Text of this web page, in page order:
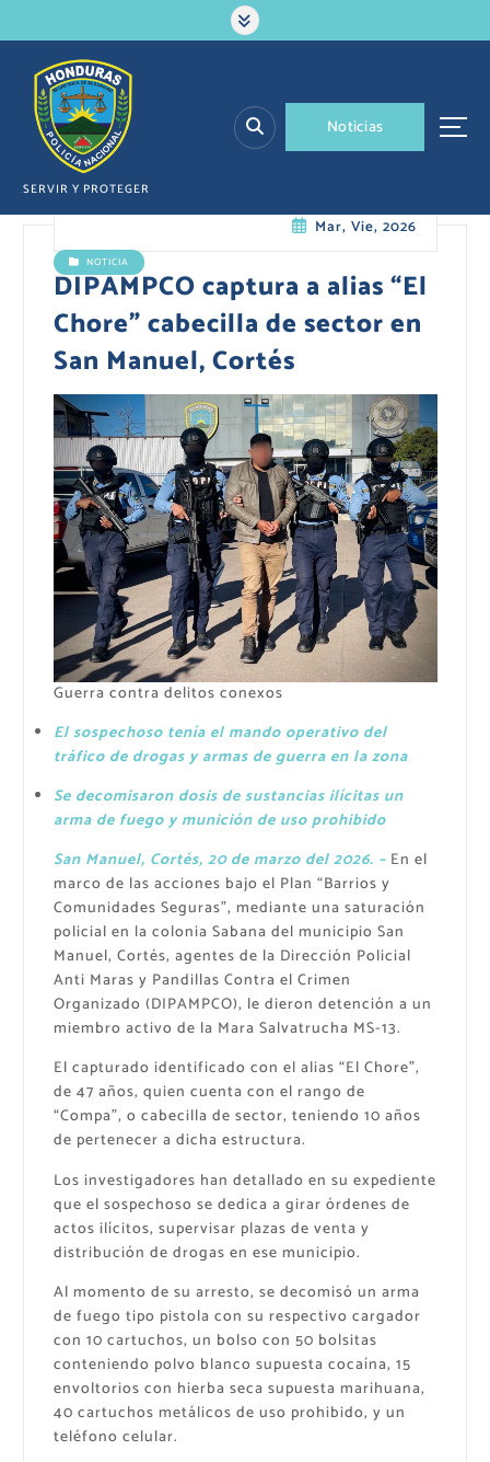
a
SERVIR Y PROTEGER
Noticias
Mar, Vie, 2026
NOTICIA
DIPAMPCO captura a alias “El
Chore” cabecilla de sector en
San Manuel, Cortés
Guerra contra delitos conexos
El sospechoso tenía el mando operativo del
tráfico de drogas y armas de guerra en la zona
Se decomisaron dosis de sustancias ilícitas un
arma de fuego y munición de uso prohibido
San Manuel, Cortés, 20 de marzo del 2026. –En el
marco de las acciones bajo el Plan “Barrios y
Comunidades Seguras”, mediante una saturación
policial en la colonia Sabana del municipio San
Manuel, Cortés, agentes de la Dirección Policial
Anti Maras y Pandillas Contra el Crimen
Organizado (DIPAMPCO), le dieron detención a un
miembro activo de la Mara Salvatrucha MS-13.
El capturado identificado con el alias “El Chore”,
de 47 años, quien cuenta con el rango de
“Compa”, o cabecilla de sector, teniendo 10 años
de pertenecer a dicha estructura.
Los investigadores han detallado en su expediente
que el sospechoso se dedica a girar órdenes de
actos ilícitos, supervisar plazas de venta y
distribución de drogas en ese municipio.
Al momento de su arresto, se decomisó un arma
de fuego tipo pistola con su respectivo cargador
con 10 cartuchos, un bolso con 50 bolsitas
conteniendo polvo blanco supuesta cocaína, 15
envoltorios con hierba seca supuesta marihuana,
40 cartuchos metálicos de uso prohibido, y un
teléfono celular.